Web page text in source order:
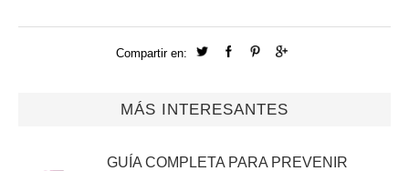
Compartir en:
MÁS INTERESANTES
GUÍA COMPLETA PARA PREVENIR